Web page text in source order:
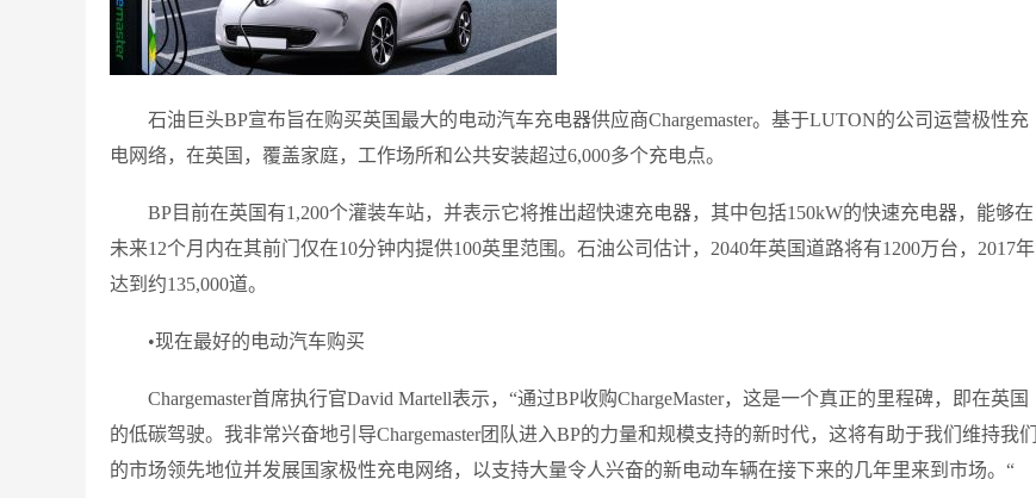
石油巨头BP宣布旨在购买英国最大的电动汽车充电器供应商Chargemaster。基于LUTON的公司运营极性充
电网络，在英国，覆盖家庭，工作场所和公共安装超过6,000多个充电点。
BP目前在英国有1,200个灌装车站，并表示它将推出超快速充电器，其中包括150kW的快速充电器，能够在
未来12个月内在其前门仅在10分钟内提供100英里范围。石油公司估计，2040年英国道路将有1200万台，2017年
达到约135,000道。
•现在最好的电动汽车购买
Chargemaster首席执行官David Martell表示，“通过BP收购ChargeMaster，这是一个真正的里程碑，即在英国
的低碳驾驶。我非常兴奋地引导Chargemaster团队进入BP的力量和规模支持的新时代，这将有助于我们维持我们
的市场领先地位并发展国家极性充电网络，以支持大量令人兴奋的新电动车辆在接下来的几年里来到市场。“